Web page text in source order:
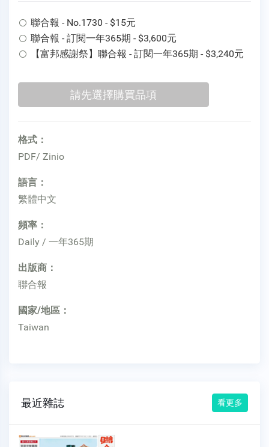
聯合報 - No.1730 - $15元
聯合報 - 訂閱一年365期 - $3,600元
【富邦感謝祭】聯合報 - 訂閱一年365期 - $3,240元
格式：
PDF/ Zinio
語言：
繁體中文
頻率：
Daily / 一年365期
出版商：
聯合報
國家/地區：
Taiwan
最近雜誌 看更多